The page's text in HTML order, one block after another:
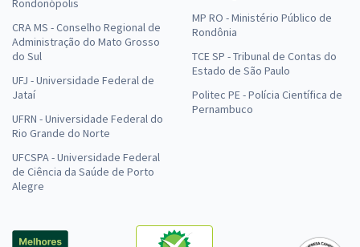
Rondonópolis
CRA MS - Conselho Regional de
Administração do Mato Grosso
do Sul
UFJ - Universidade Federal de
Jataí
UFRN - Universidade Federal do
Rio Grande do Norte
UFCSPA - Universidade Federal
de Ciência da Saúde de Porto
Alegre
MP RO - Ministério Público de
Rondônia
TCE SP - Tribunal de Contas do
Estado de São Paulo
Politec PE - Polícia Científica de
Pernambuco